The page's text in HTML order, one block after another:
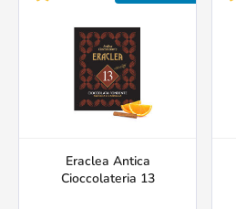
Eraclea Antica
Cioccolateria 13